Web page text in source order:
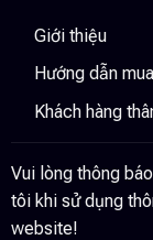
Giới thiệu
Hướng dẫn
Khách hàng
Vui lòng thông
tôi khi sử dụng
website!